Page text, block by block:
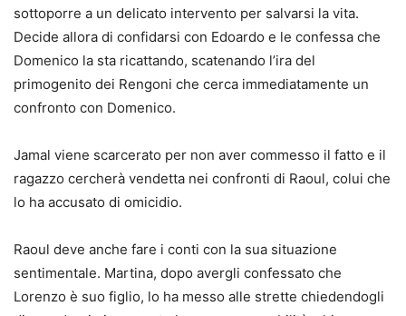
sottoporre a un delicato intervento per salvarsi la vita.
Decide allora di confidarsi con Edoardo e le confessa che
Domenico la sta ricattando, scatenando l’ira del
primogenito dei Rengoni che cerca immediatamente un
confronto con Domenico.
Jamal viene scarcerato per non aver commesso il fatto e il
ragazzo cercherà vendetta nei confronti di Raoul, colui che
lo ha accusato di omicidio.
Raoul deve anche fare i conti con la sua situazione
sentimentale. Martina, dopo avergli confessato che
Lorenzo è suo figlio, lo ha messo alle strette chiedendogli